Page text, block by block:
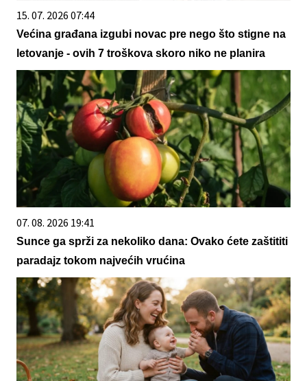
15. 07. 2026 07:44
Većina građana izgubi novac pre nego što stigne na
letovanje - ovih 7 troškova skoro niko ne planira
07. 08. 2026 19:41
Sunce ga sprži za nekoliko dana: Ovako ćete zaštititi
paradajz tokom najvećih vrućina